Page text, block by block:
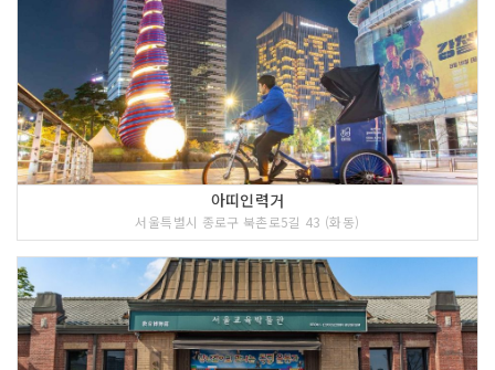
아띠인력거
서울특별시 종로구 북촌로5길 43 (화동)